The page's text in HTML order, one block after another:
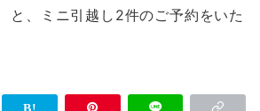
、ミニ引越し2件のご予約をいた